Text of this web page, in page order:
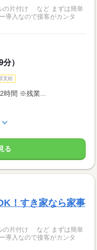
の片付け など まずは簡単
）
支給
時間 ※残業...
る
！すき家なら家事
の片付け など まずは簡単